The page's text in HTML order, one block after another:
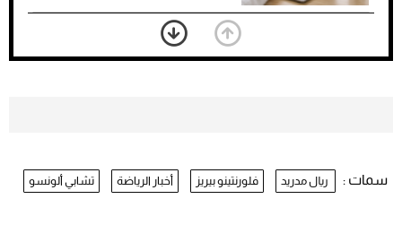
بعد 7 أشهر من تعرضه لحادث مروع.. جوشوا
يفوز على برينغا بـ"الضربة القاضية" (فيديو)
2026-07-26
سمات : ريال مدريد فلورنتينو بيريز أخبار الرياضة تشابي ألونسو